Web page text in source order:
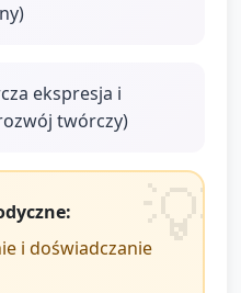
ekspresja i
twórczy)
i doświadczanie